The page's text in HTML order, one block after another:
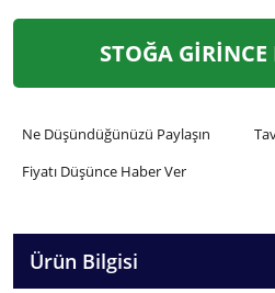
STOĞA GİRİNCE
Ne Düşündüğünüzü Paylaşın
Fiyatı Düşünce Haber Ver
Ürün Bilgisi